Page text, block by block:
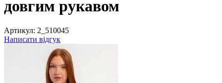
довгим рукавом
Артикул: 2_510045
Написати відгук